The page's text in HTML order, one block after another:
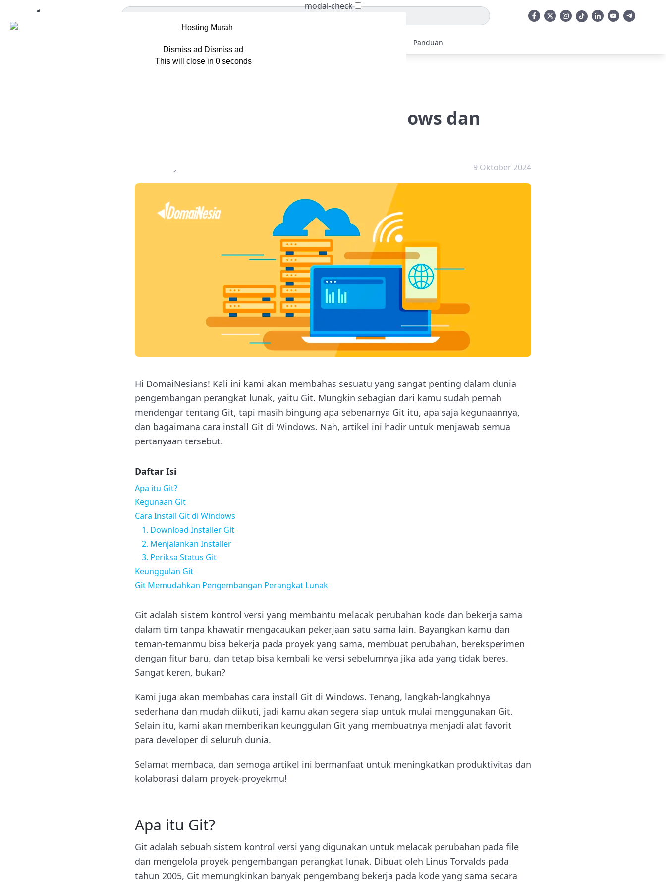
Panduan
Cara Mudah Install Git di Windows dan
9 Oktober 2024
Hi DomaiNesians! Kali ini kami akan membahas sesuatu yang sangat penting dalam dunia
pengembangan perangkat lunak, yaitu Git. Mungkin sebagian dari kamu sudah pernah
mendengar tentang Git, tapi masih bingung apa sebenarnya Git itu, apa saja kegunaannya,
dan bagaimana cara install Git di Windows. Nah, artikel ini hadir untuk menjawab semua
pertanyaan tersebut.
Daftar Isi
Apa itu Git?
Kegunaan Git
Cara Install Git di Windows
1. Download Installer Git
2. Menjalankan Installer
3. Periksa Status Git
Keunggulan Git
Git Memudahkan Pengembangan Perangkat Lunak
Git adalah sistem kontrol versi yang membantu melacak perubahan kode dan bekerja sama
dalam tim tanpa khawatir mengacaukan pekerjaan satu sama lain. Bayangkan kamu dan
teman-temanmu bisa bekerja pada proyek yang sama, membuat perubahan, bereksperimen
dengan fitur baru, dan tetap bisa kembali ke versi sebelumnya jika ada yang tidak beres.
Sangat keren, bukan?
Kami juga akan membahas cara install Git di Windows. Tenang, langkah-langkahnya
sederhana dan mudah diikuti, jadi kamu akan segera siap untuk mulai menggunakan Git.
Selain itu, kami akan memberikan keunggulan Git yang membuatnya menjadi alat favorit
para developer di seluruh dunia.
Selamat membaca, dan semoga artikel ini bermanfaat untuk meningkatkan produktivitas dan
kolaborasi dalam proyek-proyekmu!
Apa itu Git?
Git adalah sebuah sistem kontrol versi yang digunakan untuk melacak perubahan pada file
dan mengelola proyek pengembangan perangkat lunak. Dibuat oleh Linus Torvalds pada
tahun 2005, Git memungkinkan banyak pengembang bekerja pada kode yang sama secara
modal-check
Dismiss ad Dismiss ad
This will close in 0seconds